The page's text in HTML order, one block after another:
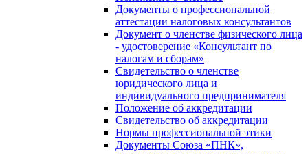
Документы о профессиональной
аттестации налоговых консультантов
Документ о членстве физического лица
- удостоверение «Консультант по
налогам и сборам»
Свидетельство о членстве
юридического лица и
индивидуального предпринимателя
Положение об аккредитации
Свидетельство об аккредитации
Нормы профессиональной этики
Документы Союза «ПНК»,